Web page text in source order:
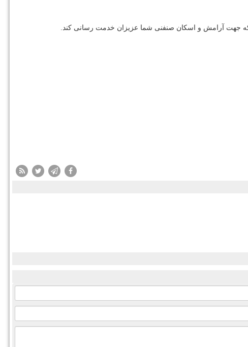
که جهت آرامش و اسکان صنفنی شما عزیزان خدمت رسانی کند.